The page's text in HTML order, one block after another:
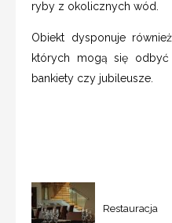
ryby z okolicznych wód.
Obiekt dysponuje również
których mogą się odbyć
bankiety czy jubileusze.
Restauracja